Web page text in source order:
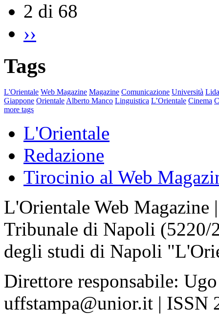
2 di 68
››
Tags
L'Orientale Web Magazine Magazine Comunicazione Università
Giappone Orientale Alberto Manco Linguistica L’Orientale Cinema
more tags
L'Orientale
Redazione
Tirocinio al Web
L'Orientale Web Magazine
Tribunale di Napoli
degli studi di Napoli
Direttore responsabile:
uffstampa@unior.it | ISSN